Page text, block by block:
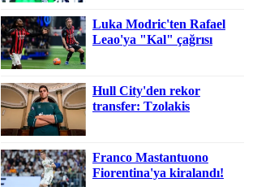
Luka Modric'ten Rafael
Leao'ya "Kal" çağrısı
Hull City'den rekor
transfer: Tzolakis
Franco Mastantuono
Fiorentina'ya kiralandı!